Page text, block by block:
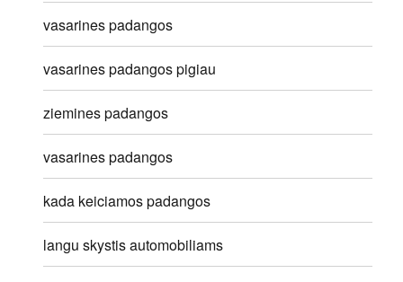
vasarines padangos
vasarines padangos pigiau
ziemines padangos
vasarines padangos
kada keiciamos padangos
langu skystis automobiliams